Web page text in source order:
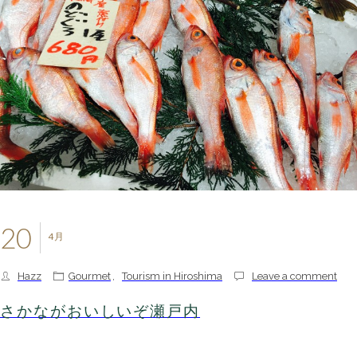
4月
20
Hazz Gourmet , Tourism in Hiroshima Leave a comment
さかながおいしいぞ瀬戸内